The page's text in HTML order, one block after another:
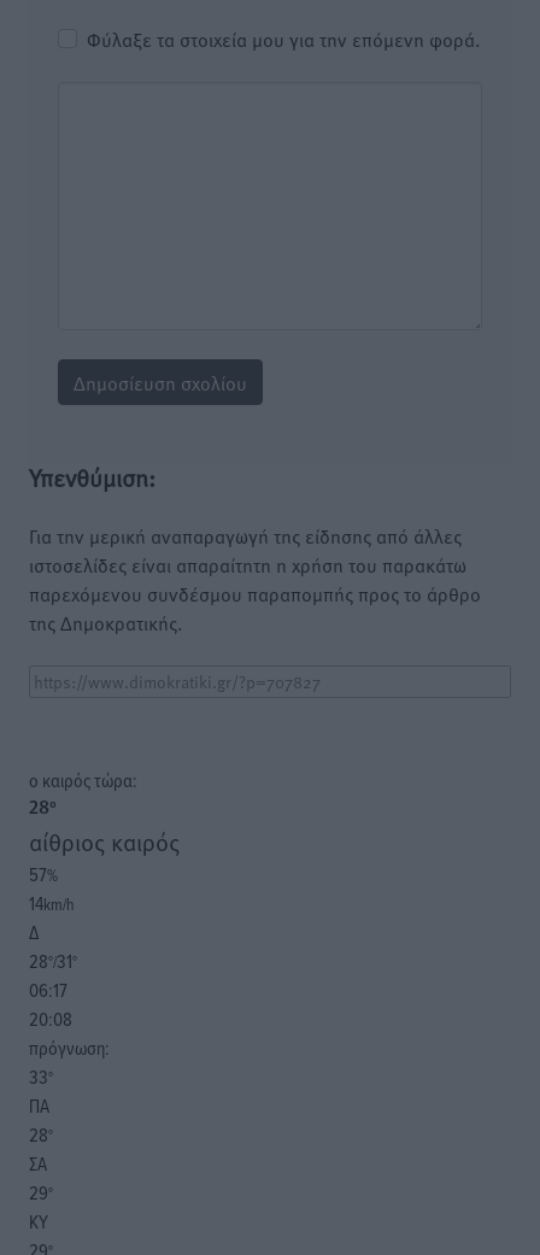
Φύλαξε τα στοιχεία μου για την επόμενη φορά.
Υπενθύμιση:
Για την μερική αναπαραγωγή της είδησης από άλλες
ιστοσελίδες είναι απαραίτητη η χρήση του παρακάτω
παρεχόμενου συνδέσμου παραπομπής προς το άρθρο
της Δημοκρατικής.
o καιρός τώρα:
28°
αίθριος καιρός
57%
14km/h
Δ
28°/31°
06:17
20:08
πρόγνωση:
33°
ΠΑ
28°
ΣΑ
29°
ΚΥ